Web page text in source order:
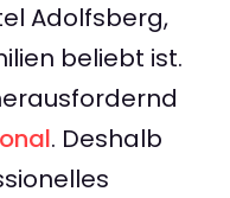
Adolfsberg,
beliebt ist.
. Deshalb